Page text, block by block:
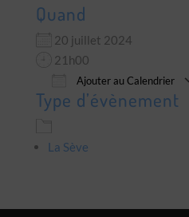
Quand
20 juillet 2024
21h00
Ajouter au Calendrier
Télécharger ICS
Type d’évènement
La Sève